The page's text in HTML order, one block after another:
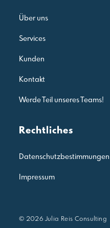
Über uns
Services
Kunden
Kontakt
Werde Teil unseres Teams!
Rechtliches
Datenschutzbestimmungen
Impressum
© 2026 Julia Reis Consulting